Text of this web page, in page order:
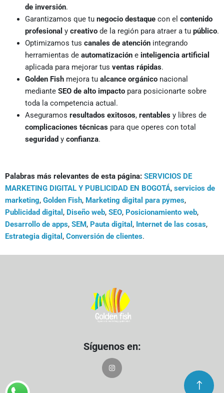
de inversión.
Garantizamos que tu negocio destaque con el contenido
profesional y creativo de la región para atraer a tu público.
Optimizamos tus canales de atención integrando
herramientas de automatización e inteligencia artificial
aplicada para mejorar tus ventas rápidas.
Golden Fish mejora tu alcance orgánico nacional
mediante SEO de alto impacto para posicionarte sobre
toda la competencia actual.
Aseguramos resultados exitosos, rentables y libres de
complicaciones técnicas para que operes con total
seguridad y confianza.
Palabras más relevantes de esta página: SERVICIOS DE
MARKETING DIGITAL Y PUBLICIDAD EN BOGOTÁ, servicios de
marketing, Golden Fish, Marketing digital para pymes,
Publicidad digital , Diseño web, SEO, Posicionamiento web,
Desarrollo de apps, SEM, Pauta digital , Internet de las cosas,
Estrategia digital , Conversión de clientes.
Síguenos en: